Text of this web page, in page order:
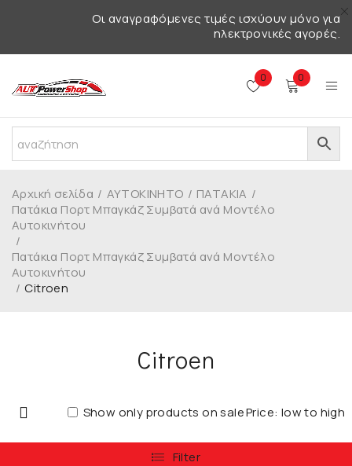
Οι αναγραφόμενες τιμές ισχύουν μόνο για
ηλεκτρονικές αγορές.
0 0
Citroen
Αρχική σελίδα / ΑΥΤΟΚΙΝΗΤΟ / ΠΑΤΑΚΙΑ /
Πατάκια Πορτ Μπαγκάζ Συμβατά ανά Μοντέλο
Αυτοκινήτου
/
Πατάκια Πορτ Μπαγκάζ Συμβατά ανά Μοντέλο
Αυτοκινήτου
/ Citroen
Price: low to high
Show only products on sale
Filter